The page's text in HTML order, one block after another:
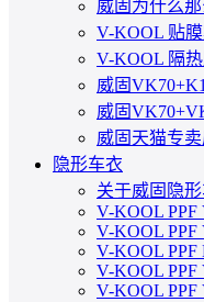
威固为什么
V-KOOL 贴膜
V-KOOL 隔
威固
威固
威固天猫专
隐形车衣
关于威固隐
V-KOOL PPF
V-KOOL PPF
V-KOOL PPF
V-KOOL PPF
V-KOOL PPF